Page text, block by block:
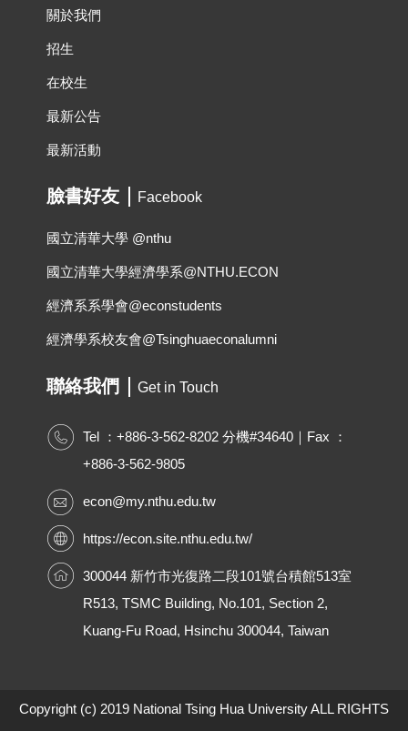
關於我們
招生
在校生
最新公告
最新活動
臉書好友 Facebook
國立清華大學 @nthu
國立清華大學經濟學系@NTHU.ECON
經濟系系學會@econstudents
經濟學系校友會@Tsinghuaeconalumni
聯絡我們 Get in Touch
Tel ：+886-3-562-8202 分機#34640｜Fax ：
+886-3-562-9805
econ@my.nthu.edu.tw
https://econ.site.nthu.edu.tw/
300044 新竹市光復路二段101號台積館513室
R513, TSMC Building, No.101, Section 2,
Kuang-Fu Road, Hsinchu 300044, Taiwan
Copyright (c) 2019 National Tsing Hua University ALL RIGHTS